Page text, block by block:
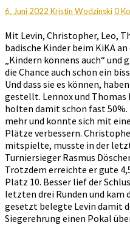
DEM-
beendet
6. Juni 2022 Kristin Wodzinski0
Mit Levin, Christopher, Leo,
badische Kinder beim KiKA
„Kindern könnens auch“
die Chance auch schon ein
Und dass sie es können,
gestellt. Lennox und Thomas
holten damit schon fast
mehr und konnte sich mit
Plätze verbessern.
mitspielte, musste in der
Turniersieger Rasmus
Trotzdem erreichte er gute
Platz 10. Besser lief der
letzten drei Runden und kam
gesetzt belegte Levin damit
Siegerehrung einen Pokal